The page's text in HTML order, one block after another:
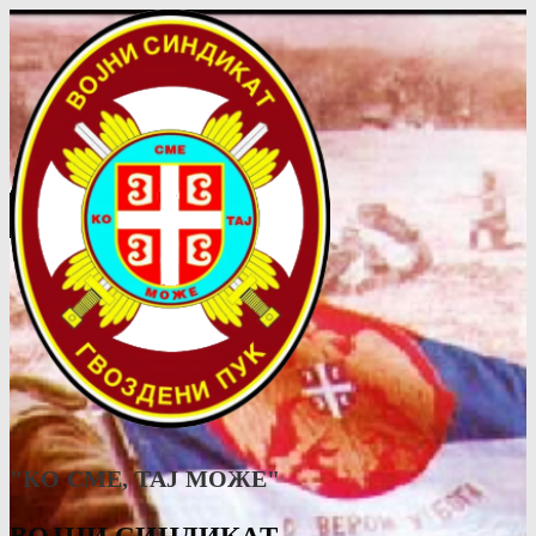
"КО СМЕ, ТАJ МОЖЕ"